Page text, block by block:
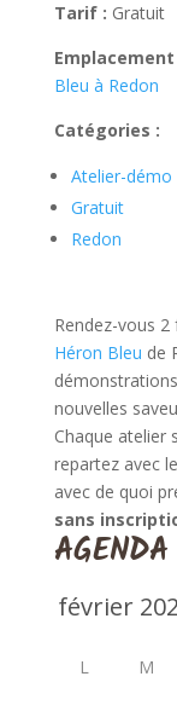
Tarif : Gratuit
Emplacement
Bleu à Redon
Catégories :
Atelier-démo
Gratuit
Redon
Rendez-vous
Héron Bleu de
nouvelles
Chaque atelier
repartez avec
avec de quoi
sans
AGENDA
L M